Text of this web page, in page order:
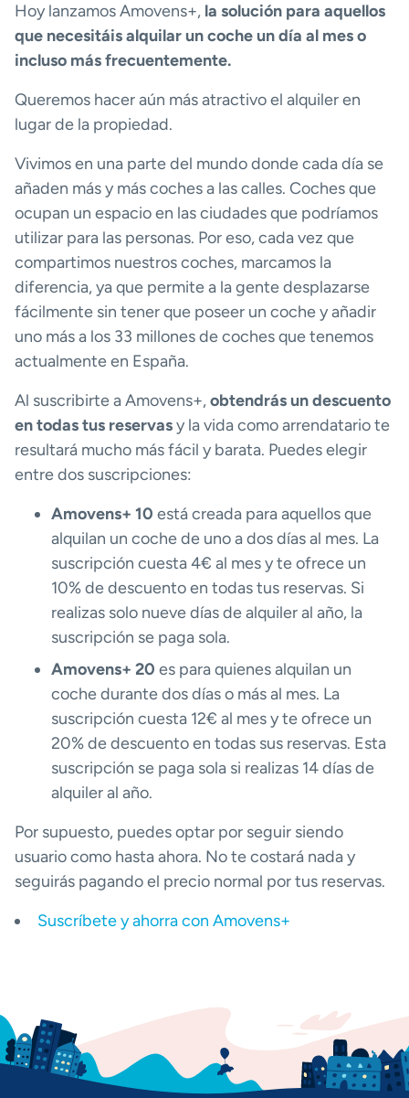
Hoy lanzamos Amovens+, la solución para aquellos
que necesitáis alquilar un coche un día al mes o
incluso más frecuentemente.
Queremos hacer aún más atractivo el alquiler en
lugar de la propiedad.
Vivimos en una parte del mundo donde cada día se
añaden más y más coches a las calles. Coches que
ocupan un espacio en las ciudades que podríamos
utilizar para las personas. Por eso, cada vez que
compartimos nuestros coches, marcamos la
diferencia, ya que permite a la gente desplazarse
fácilmente sin tener que poseer un coche y añadir
uno más a los 33 millones de coches que tenemos
actualmente en España.
Al suscribirte a Amovens+,obtendrás un descuento
en todas tus reservasy la vida como arrendatario te
resultará mucho más fácil y barata. Puedes elegir
entre dos suscripciones:
Amovens+ 10 está creada para aquellos que
alquilan un coche de uno a dos días al mes. La
suscripción cuesta 4€ al mes y te ofrece un
10% de descuento en todas tus reservas. Si
realizas solo nueve días de alquiler al año, la
suscripción se paga sola.
Amovens+ 20 es para quienes alquilan un
coche durante dos días o más al mes. La
suscripción cuesta 12€ al mes y te ofrece un
20% de descuento en todas sus reservas. Esta
suscripción se paga sola si realizas 14 días de
alquiler al año.
Por supuesto, puedes optar por seguir siendo
usuario como hasta ahora. No te costará nada y
seguirás pagando el precio normal por tus reservas.
Suscríbete y ahorra con Amovens+